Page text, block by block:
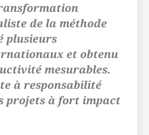
de la méthode
plusieurs
et obtenu
mesurables.
à responsabilité
projets à fort impact